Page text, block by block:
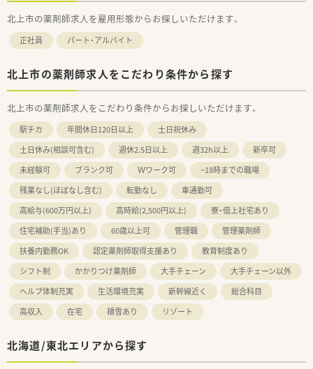
北上市の薬剤師求人を雇用形態からお探しいただけます。
正社員 パート・アルバイト
北上市の薬剤師求人をこだわり条件から探す
北上市の薬剤師求人をこだわり条件からお探しいただけます。
駅チカ 年間休日120日以上
土日祝休み
土日休み(相談可含む)
週休2.5日以上 週32h以上
新卒可
未経験可
ブランク可 Ｗワーク可
~18時までの職場
残業なし(ほぼなし含む)
転勤なし
車通勤可
高給与(600万円以上)
高時給(2,500円以上)
寮・借上社宅あり
住宅補助(手当)あり
60歳以上可 管理職
管理薬剤師
扶養内勤務OK
認定薬剤師取得支援あり
教育制度あり
シフト制
かかりつけ薬剤師 大手チェーン
大手チェーン以外
ヘルプ体制充実
生活環境充実 新幹線近く
総合科目
高収入
在宅 積雪あり リゾート
北海道/東北エリアから探す